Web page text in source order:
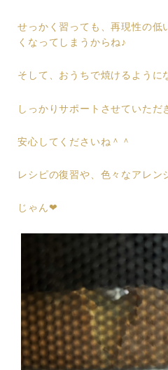
せっかく習っても、再現性の低
くなってしまうからね♪
そして、おうちで焼けるように
しっかりサポートさせていただ
安心してくださいね＾＾
レシピの復習や、色々なアレン
じゃん❤︎